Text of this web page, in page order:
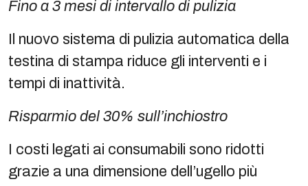
Fino a 3 mesi di intervallo di pulizia
Il nuovo sistema di pulizia automatica della
testina di stampa riduce gli interventi e i
tempi di inattività.
Risparmio del 30% sull’inchiostro
I costi legati ai consumabili sono ridotti
grazie a una dimensione dell’ugello più